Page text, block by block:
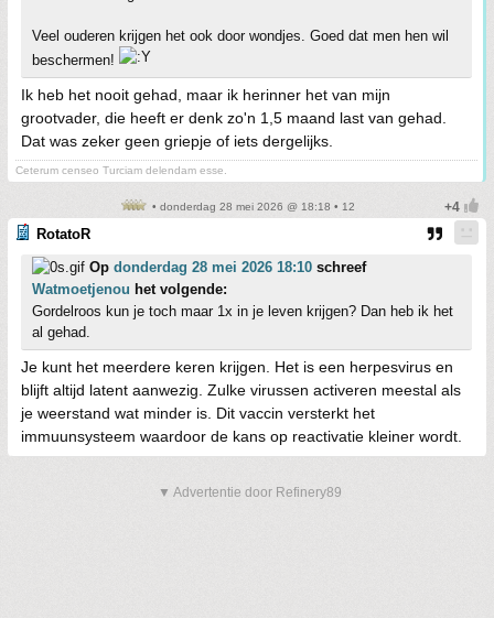
Veel ouderen krijgen het ook door wondjes. Goed dat men hen wil
beschermen!
Ik heb het nooit gehad, maar ik herinner het van mijn
grootvader, die heeft er denk zo'n 1,5 maand last van gehad.
Dat was zeker geen griepje of iets dergelijks.
Ceterum censeo Turciam delendam esse.
• donderdag 28 mei 2026 @ 18:18 • 12
RotatoR
Op donderdag 28 mei 2026 18:10 schreef
Watmoetjenou het volgende:
Gordelroos kun je toch maar 1x in je leven krijgen? Dan heb ik het
al gehad.
Je kunt het meerdere keren krijgen. Het is een herpesvirus en
blijft altijd latent aanwezig. Zulke virussen activeren meestal als
je weerstand wat minder is. Dit vaccin versterkt het
immuunsysteem waardoor de kans op reactivatie kleiner wordt.
▼ Advertentie door Refinery89